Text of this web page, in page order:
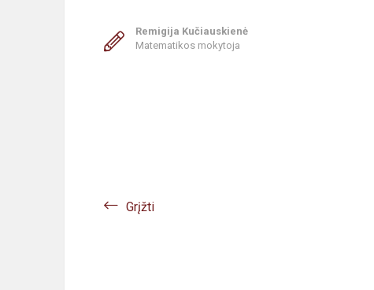
Remigija Kučiauskienė
Matematikos mokytoja
Grįžti